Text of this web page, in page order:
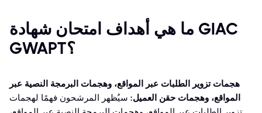
ما هي أهداف امتحان شهادة GIAC
GWAPT؟
هجمات تزوير الطلبات عبر المواقع، وهجمات البرمجة النصية عبر
المواقع، وهجمات حقن العميل: سيُظهر المرشحون فهمًا لهجمات